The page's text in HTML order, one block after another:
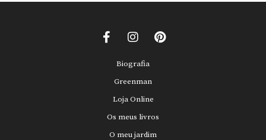
Biografia
Greenman
Loja Online
Os meus livros
O meu jardim